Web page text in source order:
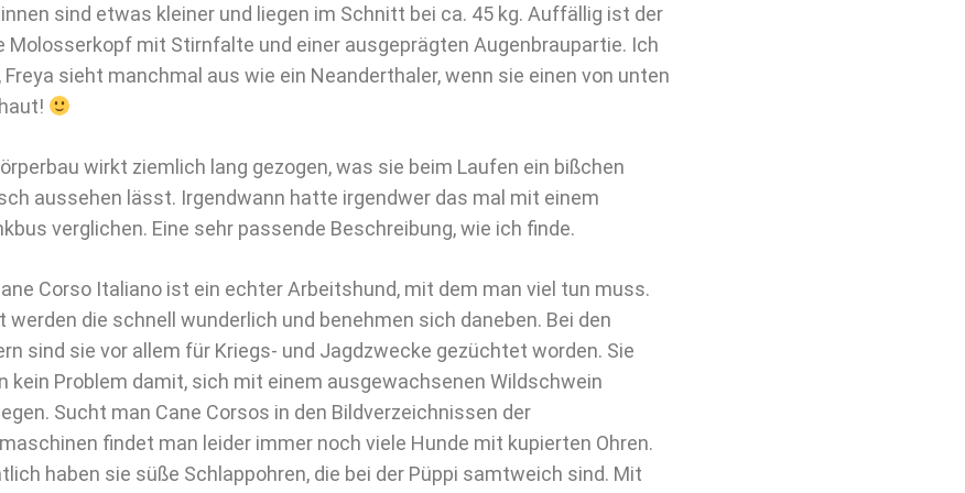
sind etwas kleiner und liegen im Schnitt bei ca. 45 kg. Auffällig ist der
Molosserkopf mit Stirnfalte und einer ausgeprägten Augenbraupartie. Ich
Freya sieht manchmal aus wie ein Neanderthaler, wenn sie einen von unten
wirkt ziemlich lang gezogen, was sie beim Laufen ein bißchen
aussehen lässt. Irgendwann hatte irgendwer das mal mit einem
verglichen. Eine sehr passende Beschreibung, wie ich finde.
Corso Italiano ist ein echter Arbeitshund, mit dem man viel tun muss.
werden die schnell wunderlich und benehmen sich daneben. Bei den
sind sie vor allem für Kriegs- und Jagdzwecke gezüchtet worden. Sie
kein Problem damit, sich mit einem ausgewachsenen Wildschwein
Sucht man Cane Corsos in den Bildverzeichnissen der
findet man leider immer noch viele Hunde mit kupierten Ohren.
haben sie süße Schlappohren, die bei der Püppi samtweich sind. Mit